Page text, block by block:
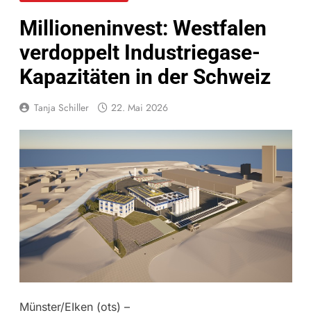
Millioneninvest: Westfalen
verdoppelt Industriegase-
Kapazitäten in der Schweiz
Tanja Schiller 22. Mai 2026
Münster/EIken (ots) –